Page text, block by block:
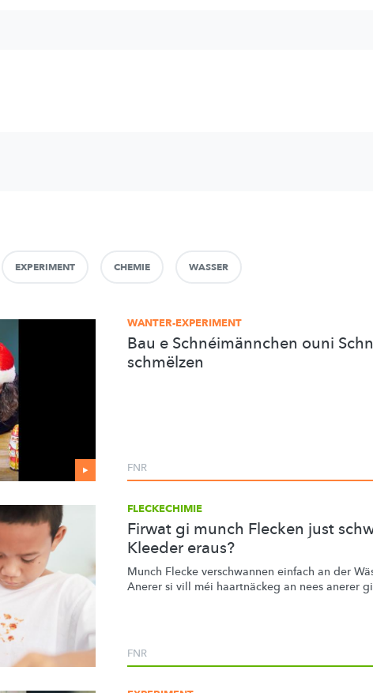
EXPERIMENT CHEMIE WASSER
WANTER-EXPERIMENT
Bau e Schnéimännchen ouni
schmëlzen
FNR
FLECKECHIMIE
Firwat gi munch Flecken just
Kleeder eraus?
Munch Flecke verschwannen einfach an der
Anerer si vill méi haartnäckeg an nees anerer
FNR